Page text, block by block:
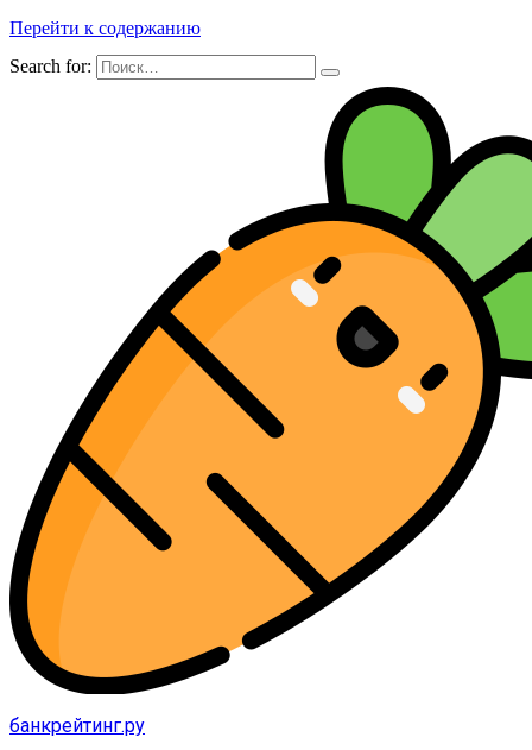
Перейти к содержанию
Search for:
банкрейтинг.ру